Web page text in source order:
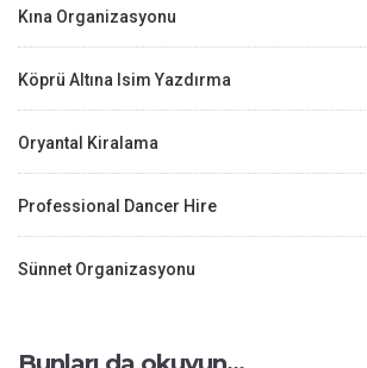
Kına Organizasyonu
Köprü Altına Isim Yazdırma
Oryantal Kiralama
Professional Dancer Hire
Sünnet Organizasyonu